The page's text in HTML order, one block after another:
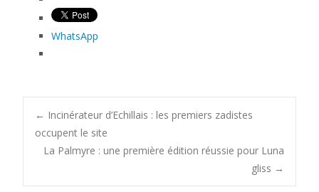
WhatsApp
Post
navigation
← Incinérateur d’Echillais : les premiers zadistes
occupent le site
La Palmyre : une première édition réussie pour Luna
gliss →